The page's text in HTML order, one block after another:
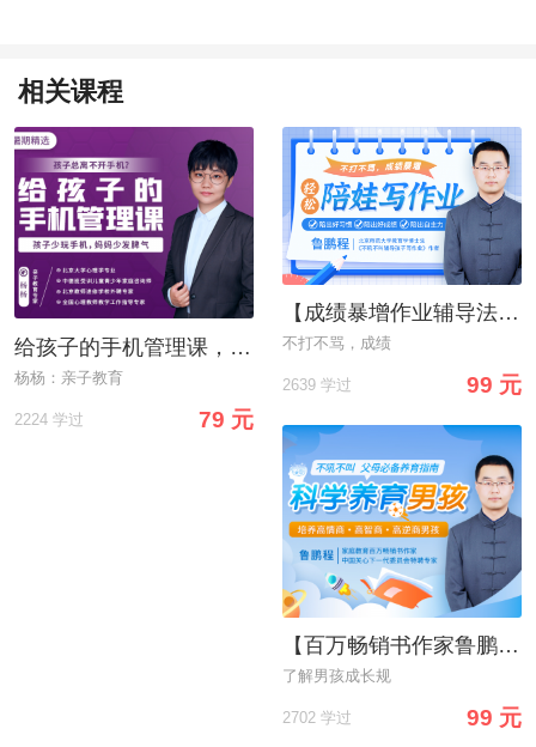
相关课程
给孩子的手机管理课，10个行为塑造法培养孩子自控力
杨杨：亲子教育
2224 学过 79 元
【成绩暴增作业辅导法】告别“吼叫式”作业辅导，轻松陪娃写作业
不打不骂，成绩
2639 学过 99 元
【百万畅销书作家鲁鹏程】教你不吼不叫，科学养育男孩
了解男孩成长规
2702 学过 99 元